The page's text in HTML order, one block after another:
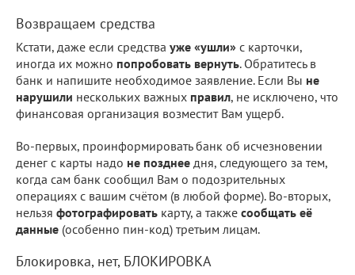
Возвращаем средства
Кстати, даже если средства уже «ушли» с карточки,
иногда их можно попробовать вернуть. Обратитесь в
банк и напишите необходимое заявление. Если Вы не
нарушили нескольких важных правил, не исключено, что
финансовая организация возместит Вам ущерб.
Во-первых, проинформировать банк об исчезновении
денег с карты надо не позднее дня, следующего за тем,
когда сам банк сообщил Вам о подозрительных
операциях с вашим счётом (в любой форме). Во-вторых,
нельзя фотографировать карту, а также сообщать её
данные (особенно пин-код) третьим лицам.
Блокировка, нет, БЛОКИРОВКА